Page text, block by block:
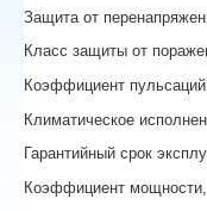
Защита от
Класс защиты от
Коэффициент
Климатическое
Гарантийный срок
Коэффициент мощности